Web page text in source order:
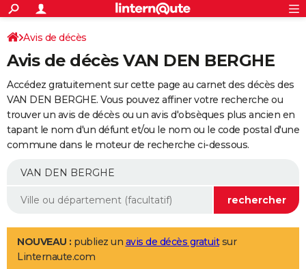
ACTUALITÉS
Politique
Société
Faits Divers
Education
Monde
Villes
+
SPORT
Coupe du monde 2026
Football
Tennis
Cyclisme
Rugby
Forum
Programme TV
TNT
Streaming
Cinéma
Sorties cinéma
Musique
+
FINANCE
Retraite
Epargne
Immobilier
Risques naturels par ville
Assurance
AUTO
Essais
Réserver un essai
Citadines
Berlines
SUV
Forum auto
+
Mobiles
Meilleur smartphone
Internet
Ordinateurs
Jeux vidéo
Guide high-tech
Aménagement intérieur
LIFESTYLE
Art de vivre
Bien-être
Loisirs
Mode
Modes de vie
Avis de décès
Avis de décès VAN DEN BERGHE
Accédez gratuitement sur cette page au carnet des décès des
VAN DEN BERGHE. Vous pouvez affiner votre recherche ou
trouver un avis de décès ou un avis d'obsèques plus ancien en
tapant le nom d'un défunt et/ou le nom ou le code postal d'une
commune dans le moteur de recherche ci-dessous.
NOUVEAU : publiez un avis de décès gratuitsur
Linternaute.com